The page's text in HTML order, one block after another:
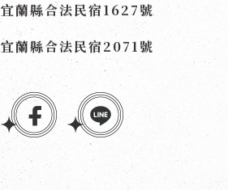
宜蘭縣合法民宿1627號
宜蘭縣合法民宿2071號